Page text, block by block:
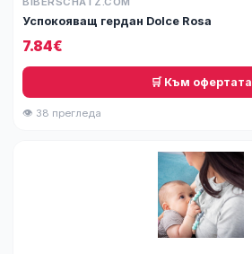
Успокояващ гердан Dolce Rosa
7.84€
🛒 Към офертата
👁 38 прегледа